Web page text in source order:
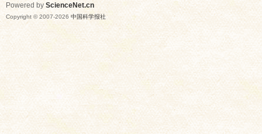
Powered by ScienceNet.cn
Copyright © 2007-2026 中国科学报社